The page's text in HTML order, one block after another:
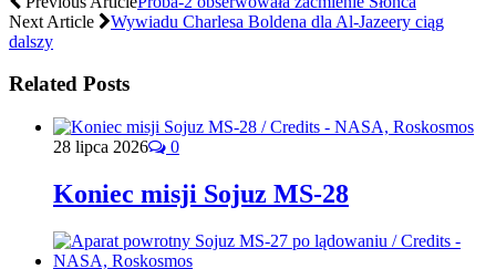
Next Article
Wywiadu Charlesa Boldena dla Al-Jazeery ciąg
dalszy
Related Posts
28 lipca 2026 0
Koniec misji Sojuz MS-28